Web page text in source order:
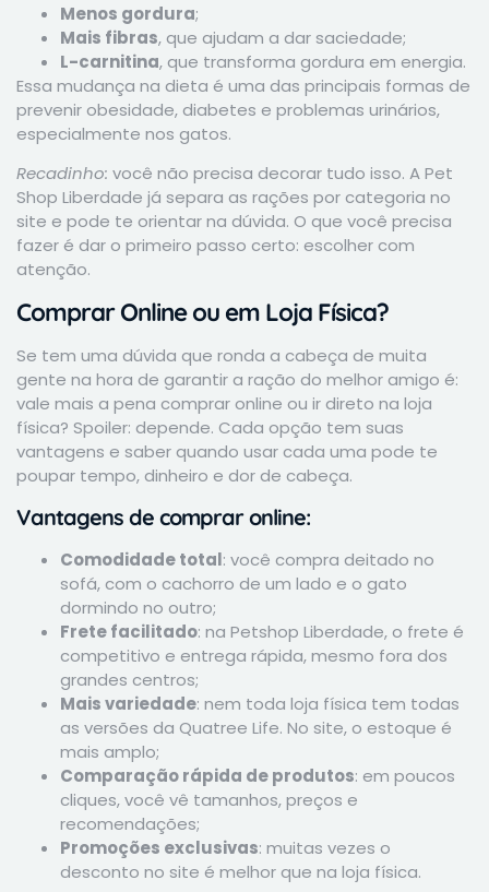
Menos gordura;
Mais fibras, que ajudam a dar saciedade;
L-carnitina, que transforma gordura em energia.
Essa mudança na dieta é uma das principais formas de
prevenir obesidade, diabetes e problemas urinários,
especialmente nos gatos.
Recadinho: você não precisa decorar tudo isso. A Pet
Shop Liberdade já separa as rações por categoria no
site e pode te orientar na dúvida. O que você precisa
fazer é dar o primeiro passo certo: escolher com
atenção.
Comprar Online ou em Loja Física?
Se tem uma dúvida que ronda a cabeça de muita
gente na hora de garantir a ração do melhor amigo é:
vale mais a pena comprar online ou ir direto na loja
física? Spoiler: depende. Cada opção tem suas
vantagens e saber quando usar cada uma pode te
poupar tempo, dinheiro e dor de cabeça.
Vantagens de comprar online:
Comodidade total: você compra deitado no
sofá, com o cachorro de um lado e o gato
dormindo no outro;
Frete facilitado: na Petshop Liberdade, o frete é
competitivo e entrega rápida, mesmo fora dos
grandes centros;
Mais variedade: nem toda loja física tem todas
as versões da Quatree Life. No site, o estoque é
mais amplo;
Comparação rápida de produtos: em poucos
cliques, você vê tamanhos, preços e
recomendações;
Promoções exclusivas: muitas vezes o
desconto no site é melhor que na loja física.